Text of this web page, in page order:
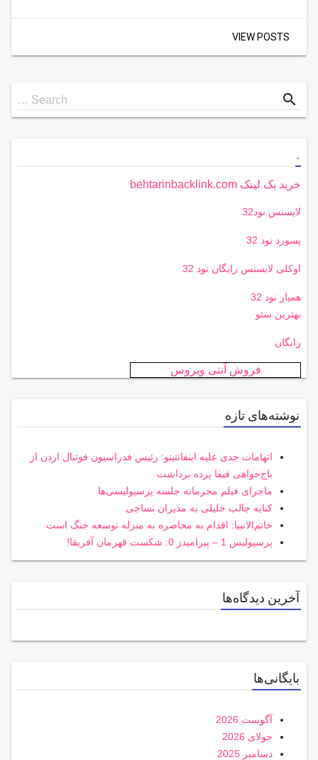
VIEW POSTS
Search
for
Search … search
.
خرید بک لینک behtarinbacklink.com
لایسنس نود32
پسورد نود 32
اوکلی لایسنس رایگان نود 32
همیار نود 32
بهترین سئو
رایگان
فروش آنتی ویروس
نوشته‌های تازه
اتهامات جدی علیه اینفانتینو: رئیس فدراسیون فوتبال اردن از
باج‌خواهی فیفا پرده برداشت
ماجرای فیلم محرمانه جلسه پرسپولیسی‌ها
کنایه جالب خلیلی به مدیران نساجی
خاتم‌الانبیا: اقدام به محاصره به منزله توسعه جنگ است
پرسپولیس 1 – پیرامیدز 0: شکست قهرمان آفریقا!
آخرین دیدگاه‌ها
بایگانی‌ها
آگوست 2026
جولای 2026
دسامبر 2025